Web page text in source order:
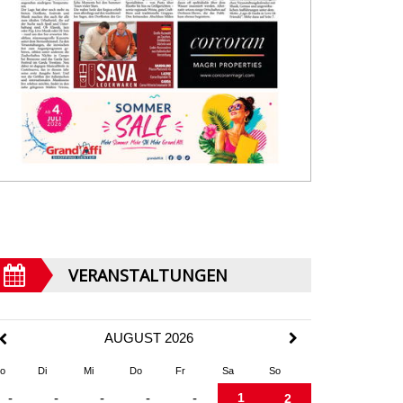
VERANSTALTUNGEN
AUGUST 2026
Di Mi Do Fr Sa So
- - - - - 1 2